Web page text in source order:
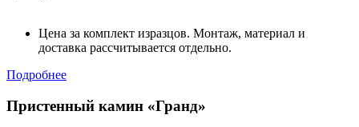
Цена за комплект изразцов. Монтаж, материал и
доставка рассчитывается отдельно.
Подробнее
Пристенный камин «Гранд»